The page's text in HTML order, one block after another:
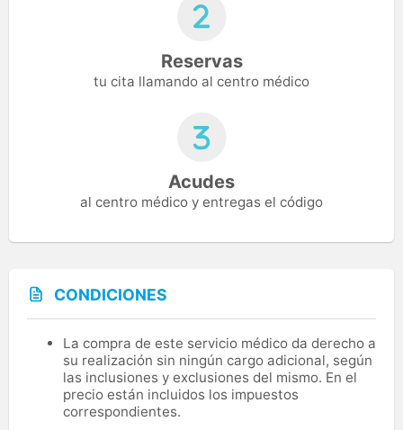
Reservas
tu cita llamando al centro médico
Acudes
al centro médico y entregas el código
CONDICIONES
La compra de este servicio médico da derecho a
su realización sin ningún cargo adicional, según
las inclusiones y exclusiones del mismo. En el
precio están incluidos los impuestos
correspondientes.